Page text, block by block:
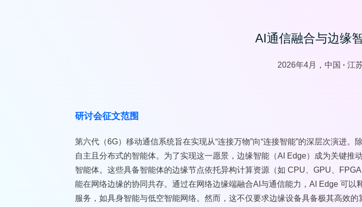
AI通信融合与边缘
2026年4月，中国 ·江
研讨会征文范围
第六代（6G）移动通信系统旨在实现从“连接万物”向“连接智能”的深层次演进
自主且分布式的智能体。为了实现这一愿景，边缘智能（AI Edge）成为关键
智能体。这些具备智能体的边缘节点依托异构计算资源（如 CPU、GPU、
能在网络边缘的协同共存。通过在网络边缘端融合AI与通信能力，AI Edge 可
服务，如具身智能与低空智能网络。然而，这不仅要求边缘设备具备极其高效